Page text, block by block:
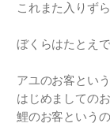
これまた入りず
ぼくらはたとえ
アユのお客とい
はじめましての
鯉のお客という